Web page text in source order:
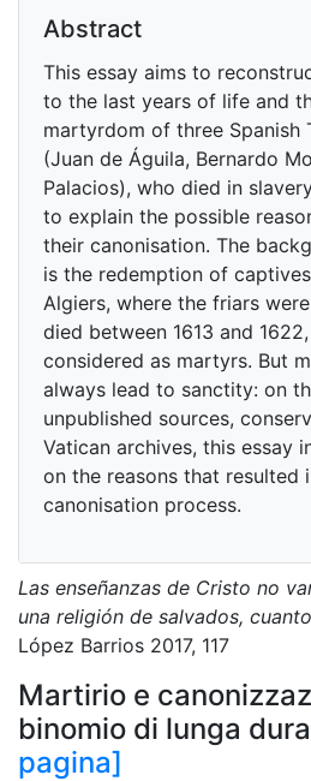
Abstract
This essay aims to
to the last years of life and
martyrdom of three Spanish
(Juan de Águila, Bernardo
Palacios), who died in
to explain the possible
their canonisation. The
is the redemption of
Algiers, where the friars
died between 1613 and
considered as martyrs. But
always lead to sanctity: on
unpublished sources,
Vatican archives, this essay
on the reasons that resulted
canonisation process.
Las enseñanzas de Cristo no
una religión de salvados,
López Barrios 2017, 117
Martirio e
binomio di lunga
pagina]